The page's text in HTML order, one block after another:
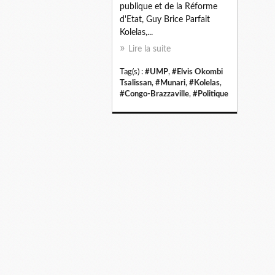
publique et de la Réforme
d'Etat, Guy Brice Parfait
Kolelas,...
Lire la suite
Tag(s) : #UMP, #Elvis Okombi
Tsalissan, #Munari, #Kolelas,
#Congo-Brazzaville, #Politique